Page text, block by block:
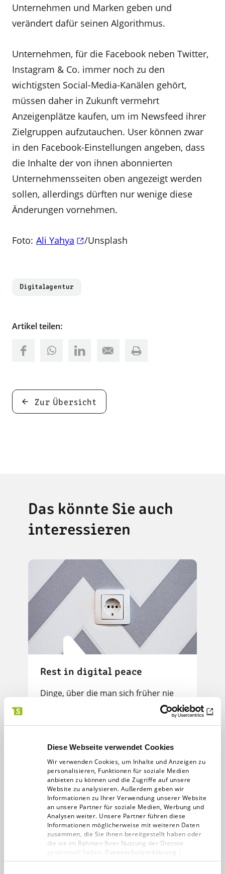
Diese Webseite verwendet Cookies
Wir verwenden Cookies, um Inhalte und Anzeigen zu
personalisieren, Funktionen für soziale Medien
anbieten zu können und die Zugriffe auf unsere
Website zu analysieren. Außerdem geben wir
Informationen zu Ihrer Verwendung unserer Website
an unsere Partner für soziale Medien, Werbung und
Analysen weiter. Unsere Partner führen diese
Informationen möglicherweise mit weiteren Daten
zusammen, die Sie ihnen bereitgestellt haben oder
die sie im Rahmen Ihrer Nutzung der Dienste
gesammelt haben. Datenschutzerklärung
Impressum
Unternehmen und Marken geben und
verändert dafür seinen Algorithmus.
Unternehmen, für die Facebook neben Twitter,
Instagram & Co. immer noch zu den
wichtigsten Social-Media-Kanälen gehört,
müssen daher in Zukunft vermehrt
Anzeigenplätze kaufen, um im Newsfeed ihrer
Zielgruppen aufzutauchen. User können zwar
in den Facebook-Einstellungen angeben, dass
die Inhalte der von ihnen abonnierten
Unternehmensseiten oben angezeigt werden
sollen, allerdings dürften nur wenige diese
Änderungen vornehmen.
Foto: Ali Yahya /Unsplash
Digitalagentur
Artikel teilen:
Zur Übersicht
Das könnte Sie auch
interessieren
Rest in digital peace
Dinge, über die man sich früher nie
Gedanken machen musste: Was
passiert eigentlich mit meinen Social-
25.03.19 < 1 min